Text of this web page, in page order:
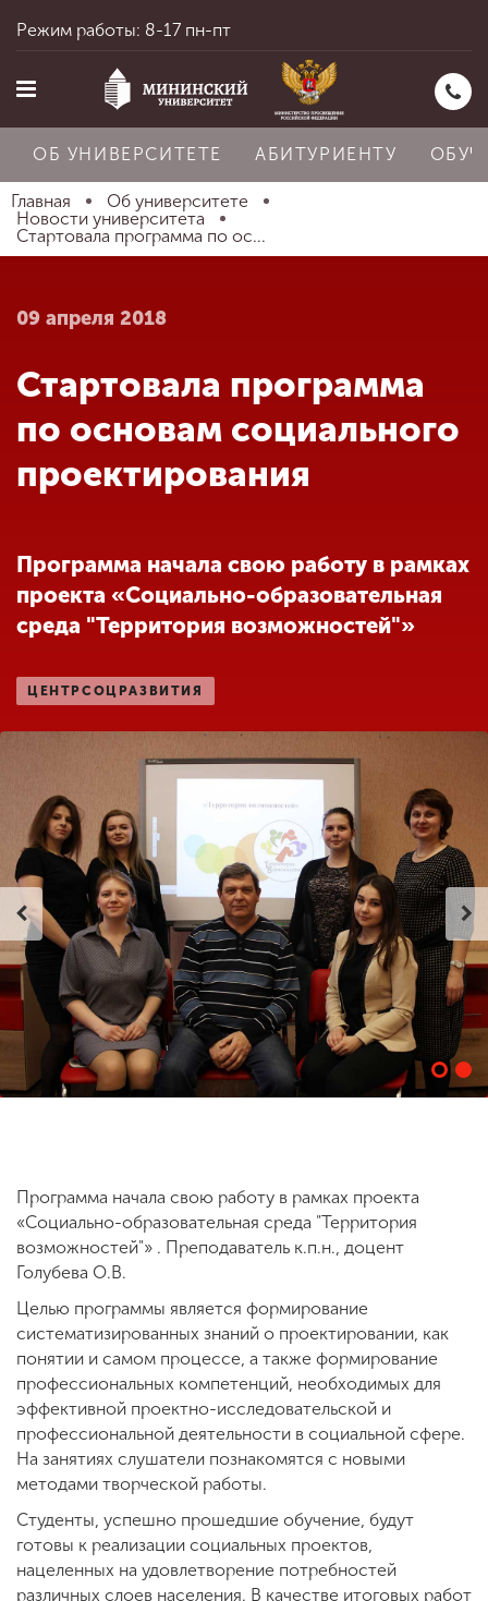
Главная
Абитуриенту
Обучение
Наука
Международная
Другие виды
деятельности
Студенческая жизнь
Сведения об
образовательной
организации
ENG SPN CHI
+7 (831) 262-26-20
Режим работы: 8-17 пн-пт
ОБ УНИВЕРСИТЕТЕ АБИТУРИЕНТУ
Главная
Об университете
Новости университета
Стартовала программа по ос...
09 апреля 2018
Стартовала программа
по основам социального
проектирования
Программа начала свою работу в рамках
проекта «Социально-образовательная
среда "Территория возможностей"»
ЦЕНТРСОЦРАЗВИТИЯ
Программа начала свою работу в рамках проекта
«Социально-образовательная среда "Территория
возможностей"» . Преподаватель к.п.н., доцент
Голубева О.В.
Целью программы является формирование
систематизированных знаний о проектировании, как
понятии и самом процессе, а также формирование
профессиональных компетенций, необходимых для
эффективной проектно-исследовательской и
профессиональной деятельности в социальной сфере.
На занятиях слушатели познакомятся с новыми
методами творческой работы.
Студенты, успешно прошедшие обучение, будут
готовы к реализации социальных проектов,
нацеленных на удовлетворение потребностей
различных слоев населения. В качестве итоговых работ